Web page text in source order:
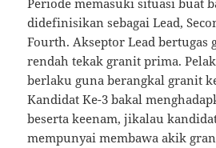
Periode memasuki situasi buat
didefinisikan sebagai Lead,
Fourth. Akseptor Lead bertugas
rendah tekak granit prima.
berlaku guna berangkal granit
Kandidat Ke-3 bakal
beserta keenam, jikalau
mempunyai membawa akik